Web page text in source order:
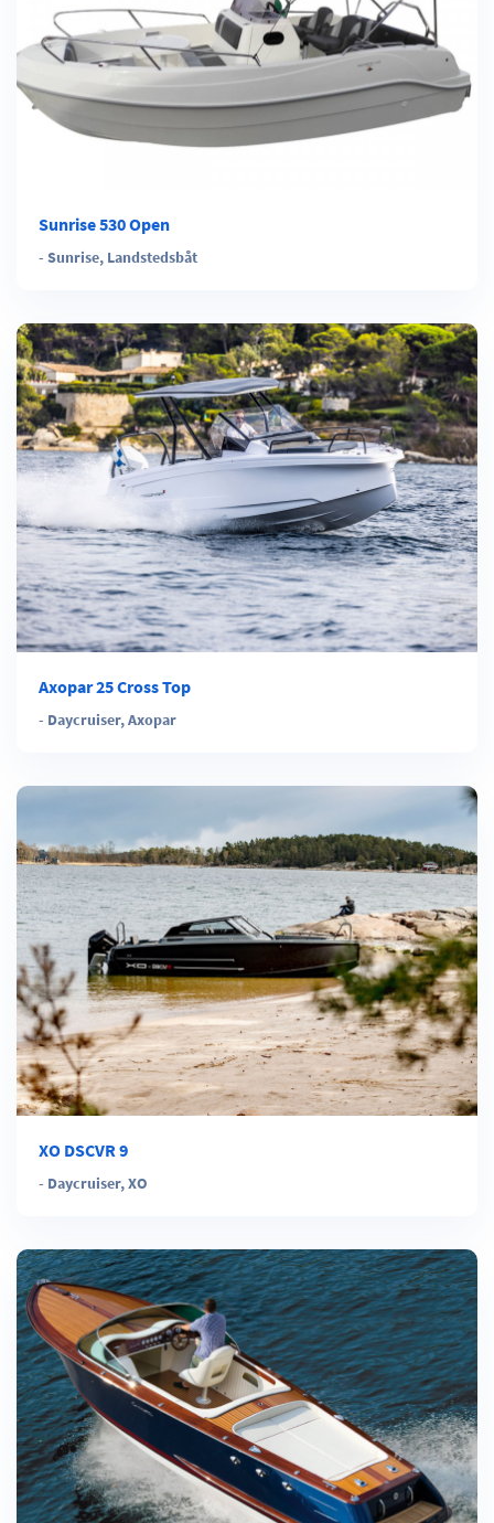
Sunrise 530 Open
- Sunrise, Landstedsbåt
Axopar 25 Cross Top
- Daycruiser,Axopar
XO DSCVR 9
- Daycruiser,XO